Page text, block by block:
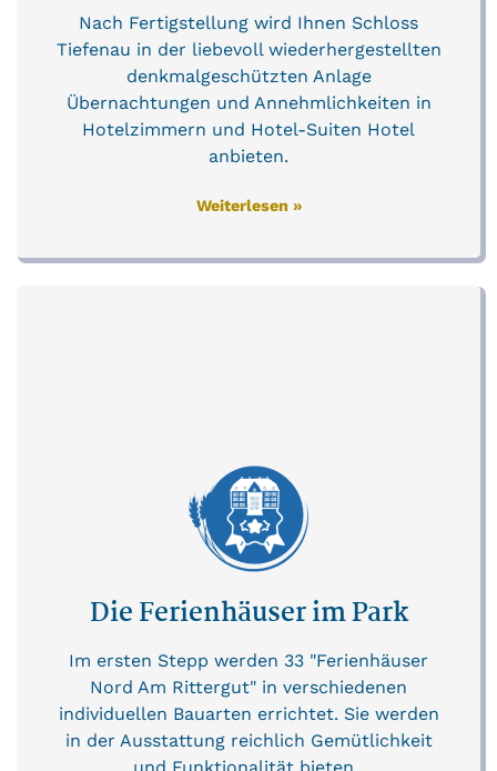
Nach Fertigstellung wird Ihnen Schloss
Tiefenau in der liebevoll wiederhergestellten
denkmalgeschützten Anlage
Übernachtungen und Annehmlichkeiten in
Hotelzimmern und Hotel-Suiten Hotel
anbieten.
Weiterlesen »
Die Ferienhäuser im Park
Im ersten Stepp werden 33 "Ferienhäuser
Nord Am Rittergut" in verschiedenen
individuellen Bauarten errichtet. Sie werden
in der Ausstattung reichlich Gemütlichkeit